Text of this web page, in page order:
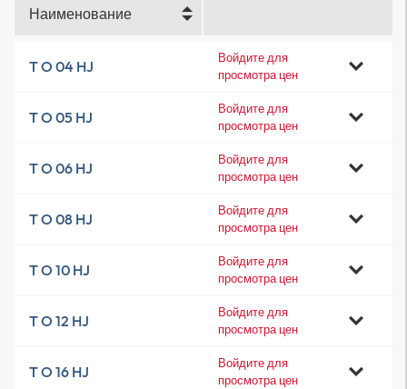
Наименование
T O 04 HJ
Войдите для
просмотра цен
T O 05 HJ
Войдите для
просмотра цен
T O 06 HJ
Войдите для
просмотра цен
T O 08 HJ
Войдите для
просмотра цен
T O 10 HJ
Войдите для
просмотра цен
T O 12 HJ
Войдите для
просмотра цен
T O 16 HJ
Войдите для
просмотра цен